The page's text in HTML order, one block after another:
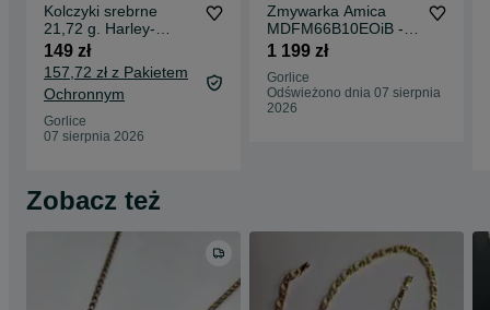
Kolczyki srebrne
21,72 g. Harley-
Devitson -
komismadej.pl Gorlice
149 zł
157,72 zł z Pakietem
Ochronnym
Gorlice
07 sierpnia 2026
Zmywarka Amica
MDFM66B10EOiB -
Madej Gorlice
1 199 zł
Gorlice
Odświeżono dnia 07 sierpnia
2026
Zobacz też